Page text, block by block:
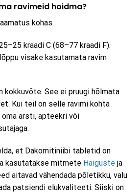
ravimeid hoidma?
kohas.
kraadi C (68–77 kraadi F).
visake kasutamata ravim
kokkuvõte. See ei pruugi hõlmata
Kui teil on selle ravimi kohta
oma arsti, apteekri või
et Dakomitiniibi tabletid on
kasutatakse mitmete Haiguste ja
aitavad vähendada põletikku, valu
patsiendi elukvaliteeti. Siiski on